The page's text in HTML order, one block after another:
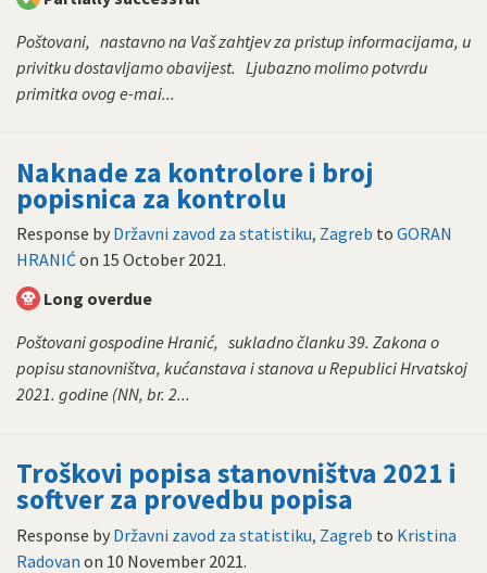
Poštovani, nastavno na Vaš zahtjev za pristup informacijama, u
privitku dostavljamo obavijest. Ljubazno molimo potvrdu
primitka ovog e-mai...
Naknade za kontrolore i broj
popisnica za kontrolu
Response by Državni zavod za statistiku, Zagreb to GORAN
HRANIĆon 15 October 2021.
Long overdue
Poštovani gospodine Hranić, sukladno članku 39. Zakona o
popisu stanovništva, kućanstava i stanova u Republici Hrvatskoj
2021. godine (NN, br. 2...
Troškovi popisa stanovništva 2021 i
softver za provedbu popisa
Response by Državni zavod za statistiku, Zagreb to Kristina
Radovan on 10 November 2021.